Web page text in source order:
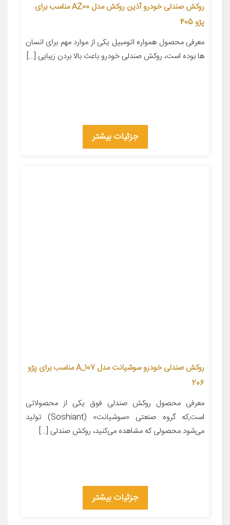
روکش صندلی خودرو آذین روکش مدل AZ00 مناسب برای
پژو 405
معرفی محصول همواره اتومبیل یکی از موارد مهم برای انسان
ها بوده است، روکش صندلی خودرو باعث بالا بردن زیبایی […]
جزئیات بیشتر
روکش صندلی خودرو سوشیانت مدل A_107 مناسب برای پژو
206
معرفی محصول روکش صندلی فوق یکی از محصولاتی
است,که گروه صنعتی «سوشیانت» (Soshiant) تولید
می‌شود.محصولی که مشاهده می‌کنید، روکش صندلی […]
جزئیات بیشتر